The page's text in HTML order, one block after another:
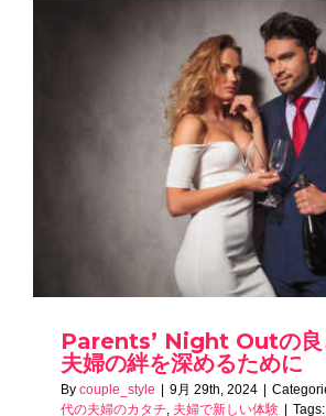
Parents’ Night Outの良
夫婦の絆を深めるために
By couple_style | 9月 29th, 2024 |
代の夫婦のカタチ 夫婦で新しい体験 | Tags: